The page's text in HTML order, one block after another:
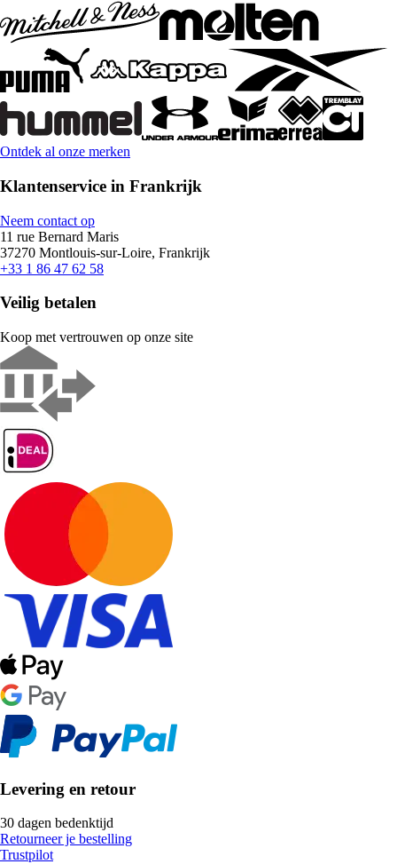
Ontdek al onze merken
Klantenservice in Frankrijk
Neem contact op
11 rue Bernard Maris
37270 Montlouis-sur-Loire, Frankrijk
+33 1 86 47 62 58
Veilig betalen
Koop met vertrouwen op onze site
Levering en retour
30 dagen bedenktijd
Retourneer je bestelling
Trustpilot